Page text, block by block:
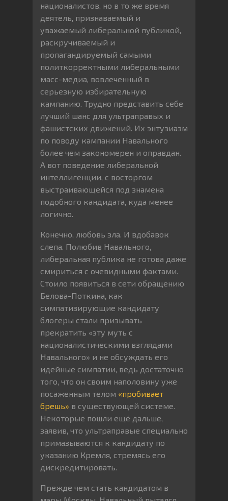
националистов, но в то же время
деятель, признаваемый и
уважаемый либеральной публикой,
раскручиваемый и
пропагандируемый самыми
политкорректными либеральными
масс-медиа, вовлеченный в
серьезную избирательную
кампанию. Трудно представить себе
лучший шанс для ультраправых и
фашистских движений. Их энтузиазм
по поводу кампании Навального
более чем закономерен и оправдан.
А вот поведение либеральной
интеллигенции, с восторгом
выстраивающейся под знамена
подобного кандидата, куда менее
логично.
Конечно, любовь зла. И вдобавок
слепа. Полюбив Навального,
либеральная публика не готова даже
смириться с очевидными фактами.
Стоило появиться в сети обращению
Белова-Поткина, как
симпатизирующие кандидату
блогеры стали призывать
прекратить «эту муть с
националистическими взглядами
Навального» и не обсуждать его
идейные симпатии, ведь достаточно
того, что он своим наполовину уже
посаженным телом «пробивает
брешь» в существующей системе.
Некоторые пошли ещё дальше,
заявив, что ультраправые специально
примазываются к кандидату по
указанию Кремля, стремясь его
дискредитировать.
Прежде чем стать кандидатом в